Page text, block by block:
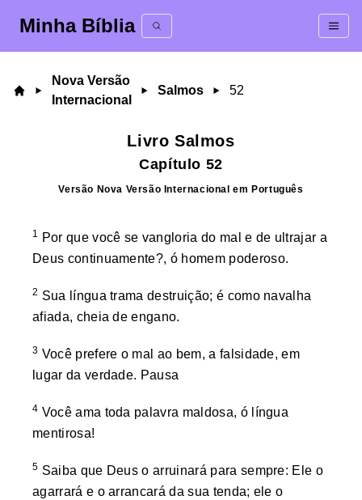
Minha Bíblia
Nova Versão
Internacional
Salmos 52
Livro Salmos
Capítulo 52
Versão Nova Versão Internacional em Português
1 Por que você se vangloria do mal e de ultrajar a
Deus continuamente?, ó homem poderoso.
2 Sua língua trama destruição; é como navalha
afiada, cheia de engano.
3 Você prefere o mal ao bem, a falsidade, em
lugar da verdade. Pausa
4 Você ama toda palavra maldosa, ó língua
mentirosa!
5 Saiba que Deus o arruinará para sempre: Ele o
agarrará e o arrancará da sua tenda; ele o